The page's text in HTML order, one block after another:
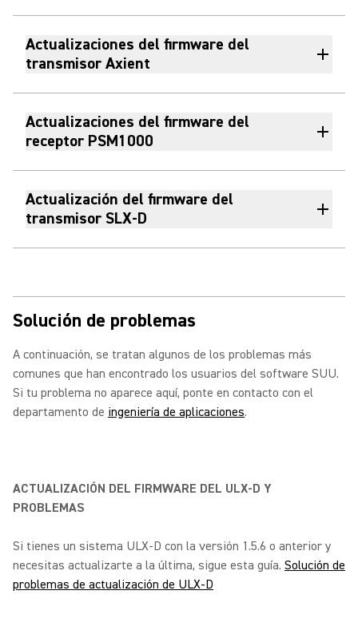
Actualizaciones del firmware del
transmisor Axient
Actualizaciones del firmware del
receptor PSM1000
Actualización del firmware del
transmisor SLX-D
Solución de problemas
A continuación, se tratan algunos de los problemas más
comunes que han encontrado los usuarios del software SUU.
Si tu problema no aparece aquí, ponte en contacto con el
departamento de ingeniería de aplicaciones.
ACTUALIZACIÓN DEL FIRMWARE DEL ULX-D Y
PROBLEMAS
Si tienes un sistema ULX-D con la versión 1.5.6 o anterior y
necesitas actualizarte a la última, sigue esta guía. Solución de
problemas de actualización de ULX-D